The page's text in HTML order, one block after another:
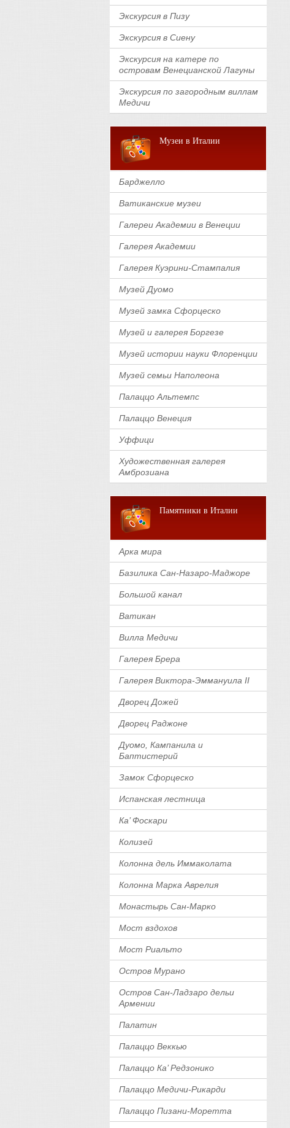
Экскурсия в Пизу
Экскурсия в Сиену
Экскурсия на катере по
островам Венецианской Лагуны
Экскурсия по загородным виллам
Медичи
Музеи в Италии
Барджелло
Ватиканские музеи
Галереи Академии в Венеции
Галерея Академии
Галерея Куэрини-Стампалия
Музей Дуомо
Музей замка Сфорцеско
Музей и галерея Боргезе
Музей истории науки Флоренции
Музей семьи Наполеона
Палаццо Альтемпс
Палаццо Венеция
Уффици
Художественная галерея
Амброзиана
Памятники в Италии
Арка мира
Базилика Сан-Назаро-Маджоре
Большой канал
Ватикан
Вилла Медичи
Галерея Брера
Галерея Виктора-Эммануила II
Дворец Дожей
Дворец Раджоне
Дуомо, Кампанила и
Баптистерий
Замок Сфорцеско
Испанская лестница
Ка’ Фоскари
Колизей
Колонна дель Иммаколата
Колонна Марка Аврелия
Монастырь Сан-Марко
Мост вздохов
Мост Риальто
Остров Мурано
Остров Сан-Ладзаро дельи
Армении
Палатин
Палаццо Веккью
Палаццо Ка’ Редзонико
Палаццо Медичи-Рикарди
Палаццо Пизани-Моретта